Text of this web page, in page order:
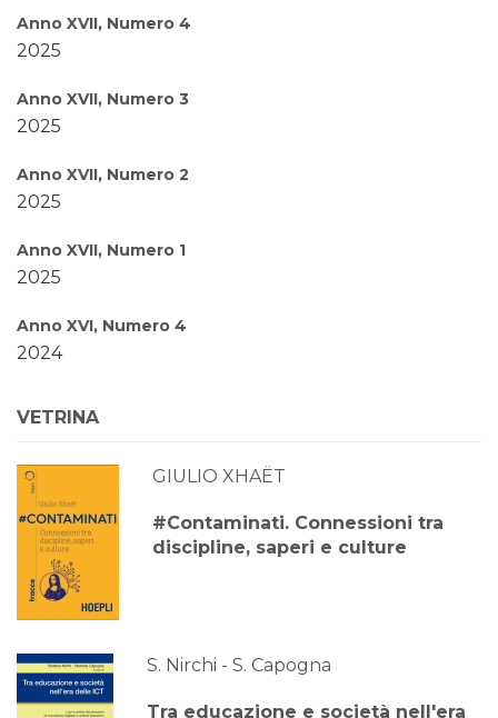
Anno XVII, Numero 4
2025
Anno XVII, Numero 3
2025
Anno XVII, Numero 2
2025
Anno XVII, Numero 1
2025
Anno XVI, Numero 4
2024
2024
Anno XVI, Numero 2
2024
Anno XVI, Numero 1
2024
2023
Anno XV, Numero 3
VETRINA
GIULIO XHAËT
#Contaminati. Connessioni tra
discipline, saperi e culture
S. Nirchi - S. Capogna
Tra educazione e società nell'era